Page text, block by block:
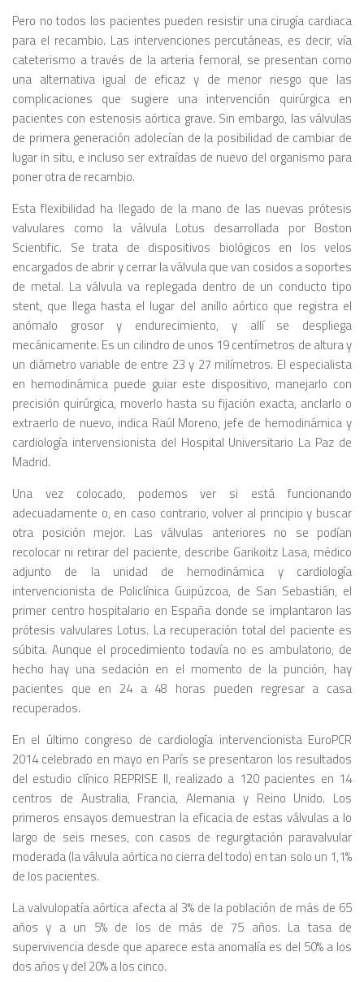
Pero no todos los pacientes pueden resistir una cirugía cardiaca
para el recambio. Las intervenciones percutáneas, es decir, vía
cateterismo a través de la arteria femoral, se presentan como
una alternativa igual de eficaz y de menor riesgo que las
complicaciones que sugiere una intervención quirúrgica en
pacientes con estenosis aórtica grave. Sin embargo, las válvulas
de primera generación adolecían de la posibilidad de cambiar de
lugar in situ, e incluso ser extraídas de nuevo del organismo para
poner otra de recambio.
Esta flexibilidad ha llegado de la mano de las nuevas prótesis
valvulares como la válvula Lotus desarrollada por Boston
Scientific. Se trata de dispositivos biológicos en los velos
encargados de abrir y cerrar la válvula que van cosidos a soportes
de metal. La válvula va replegada dentro de un conducto tipo
stent, que llega hasta el lugar del anillo aórtico que registra el
anómalo grosor y endurecimiento, y allí se despliega
mecánicamente. Es un cilindro de unos 19 centímetros de altura y
un diámetro variable de entre 23 y 27 milímetros. El especialista
en hemodinámica puede guiar este dispositivo, manejarlo con
precisión quirúrgica, moverlo hasta su fijación exacta, anclarlo o
extraerlo de nuevo, indica Raúl Moreno, jefe de hemodinámica y
cardiología intervensionista del Hospital Universitario La Paz de
Madrid.
Una vez colocado, podemos ver si está funcionando
adecuadamente o, en caso contrario, volver al principio y buscar
otra posición mejor. Las válvulas anteriores no se podían
recolocar ni retirar del paciente, describe Garikoitz Lasa, médico
adjunto de la unidad de hemodinámica y cardiología
intervencionista de Policlínica Guipúzcoa, de San Sebastián, el
primer centro hospitalario en España donde se implantaron las
prótesis valvulares Lotus. La recuperación total del paciente es
súbita. Aunque el procedimiento todavía no es ambulatorio, de
hecho hay una sedación en el momento de la punción, hay
pacientes que en 24 a 48 horas pueden regresar a casa
recuperados.
En el último congreso de cardiología intervencionista EuroPCR
2014 celebrado en mayo en París se presentaron los resultados
del estudio clínico REPRISE II, realizado a 120 pacientes en 14
centros de Australia, Francia, Alemania y Reino Unido. Los
primeros ensayos demuestran la eficacia de estas válvulas a lo
largo de seis meses, con casos de regurgitación paravalvular
moderada (la válvula aórtica no cierra del todo) en tan solo un 1,1%
de los pacientes.
La valvulopatía aórtica afecta al 3% de la población de más de 65
años y a un 5% de los de más de 75 años. La tasa de
supervivencia desde que aparece esta anomalía es del 50% a los
dos años y del 20% a los cinco.